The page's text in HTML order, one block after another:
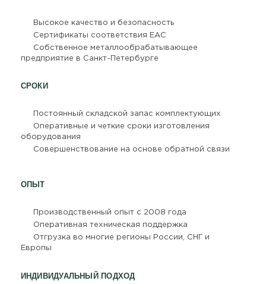
Высокое качество и безопасность
Сертификаты соответствия ЕАС
Собственное металлообрабатывающее
предприятие в Санкт-Петербурге
СРОКИ
Постоянный складской запас комплектующих
Оперативные и четкие сроки изготовления
оборудования
Совершенствование на основе обратной связи
ОПЫТ
Производственный опыт с 2008 года
Оперативная техническая поддержка
Отгрузка во многие регионы России, СНГ и
Европы
ИНДИВИДУАЛЬНЫЙ ПОДХОД